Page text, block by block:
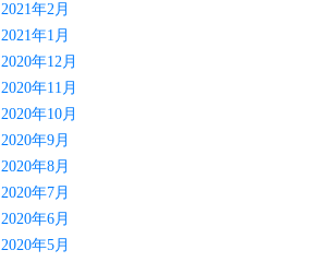
2021年2月
2021年1月
2020年12月
2020年11月
2020年10月
2020年9月
2020年8月
2020年7月
2020年6月
2020年5月